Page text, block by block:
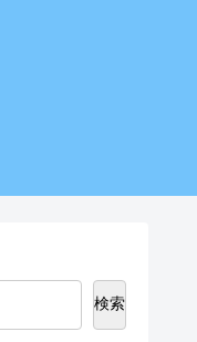
検索